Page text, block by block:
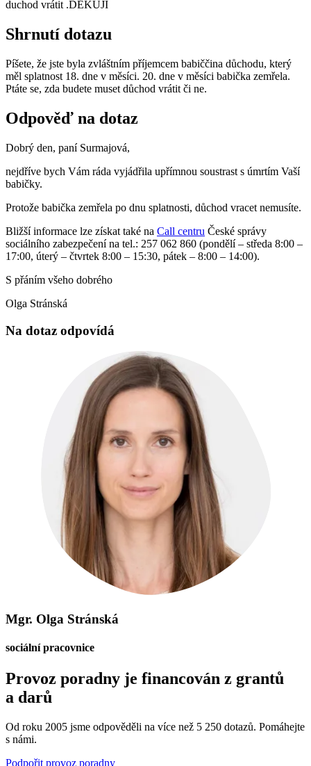
duchod vrátit .DĚKUJI
Shrnutí dotazu
Píšete, že jste byla zvláštním příjemcem babiččina důchodu, který
měl splatnost 18. dne v měsíci. 20. dne v měsíci babička zemřela.
Ptáte se, zda budete muset důchod vrátit či ne.
Odpověď na dotaz
Dobrý den, paní Surmajová,
nejdříve bych Vám ráda vyjádřila upřímnou soustrast s úmrtím Vaší
babičky.
Protože babička zemřela po dnu splatnosti, důchod vracet nemusíte.
Bližší informace lze získat také na Call centru České správy
sociálního zabezpečení na tel.: 257 062 860 (pondělí – středa 8:00 –
17:00, úterý – čtvrtek 8:00 – 15:30, pátek – 8:00 – 14:00).
S přáním všeho dobrého
Olga Stránská
Na dotaz odpovídá
Mgr. Olga Stránská
sociální pracovnice
Provoz poradny je financován z grantů
a darů
Od roku 2005 jsme odpověděli na více než 5 250 dotazů. Pomáhejte
s námi.
Podpořit provoz poradny